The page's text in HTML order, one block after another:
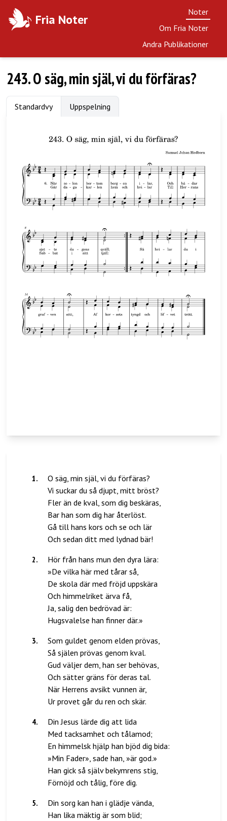
Fria Noter
Noter
Om Fria Noter
Andra Publikationer
243. O säg, min själ, vi du förfäras?
Standardvy Uppspelning
1.
O säg, min själ, vi du förfäras?
Vi suckar du så djupt, mitt bröst?
Fler än de kval, som dig beskäras,
Bar han som dig har återlöst.
Gå till hans kors och se och lär
2.
Hör från hans mun den dyra lära:
»De vilka här med tårar så,
De skola där med fröjd uppskära
Och himmelriket ärva få,
Ja, salig den bedrövad är:
3.
Som guldet genom elden prövas,
Så själen prövas genom kval.
Gud väljer dem, han ser behövas,
Och sätter gräns för deras tal.
När Herrens avsikt vunnen är,
4.
Din Jesus lärde dig att lida
Med tacksamhet och tålamod;
En himmelsk hjälp han bjöd dig bida:
»Min Fader», sade han, »är god.»
Han gick så själv bekymrens stig,
5.
Din sorg kan han i glädje vända,
Han lika mäktig är som blid;